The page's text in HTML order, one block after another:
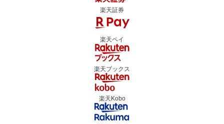
楽天証券
楽天ペイ
楽天ブックス
楽天Kobo